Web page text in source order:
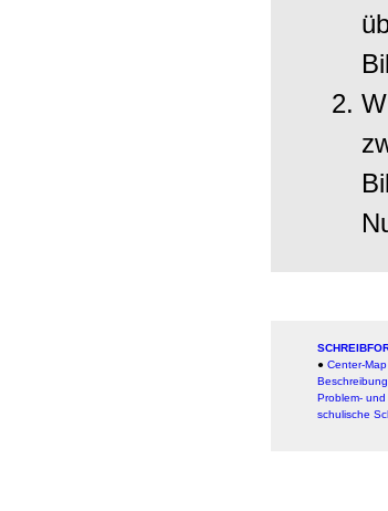
● Center-Map
Beschreibung
Problem-
schulische